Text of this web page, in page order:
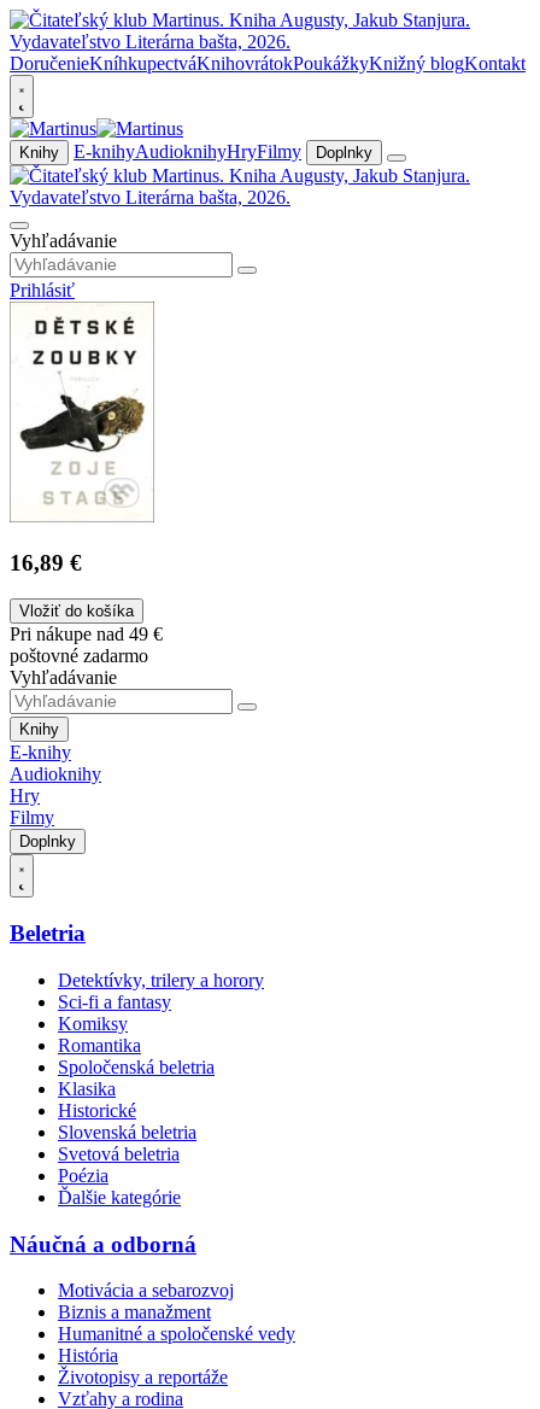
DoručenieKníhkupectváKnihovrátokPoukážkyKnižný blogKontakt
Knihy E-knihyAudioknihyHryFilmy Doplnky
Vyhľadávanie
Prihlásiť
16,89 €
Vložiť do košíka
Pri nákupe nad 49 €
poštovné zadarmo
Vyhľadávanie
Knihy
E-knihy
Audioknihy
Hry
Filmy
Doplnky
Beletria
Detektívky, trilery a horory
Sci-fi a fantasy
Komiksy
Romantika
Spoločenská beletria
Klasika
Historické
Slovenská beletria
Svetová beletria
Poézia
Ďalšie kategórie
Náučná a odborná
Motivácia a sebarozvoj
Biznis a manažment
Humanitné a spoločenské vedy
História
Životopisy a reportáže
Vzťahy a rodina